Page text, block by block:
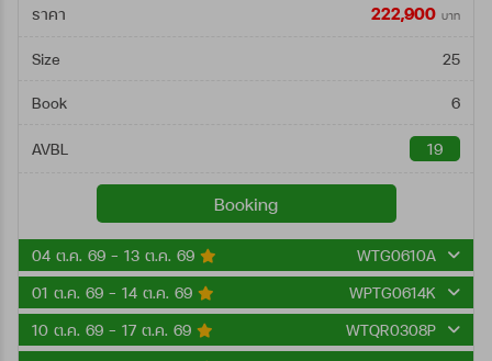
ราคา 222,900 บาท
Size 25
Book 6
AVBL 19
Booking
04 ต.ค. 69 - 13 ต.ค. 69
WTG0610A
01 ต.ค. 69 - 14 ต.ค. 69
WPTG0614K
10 ต.ค. 69 - 17 ต.ค. 69
WTQR0308P